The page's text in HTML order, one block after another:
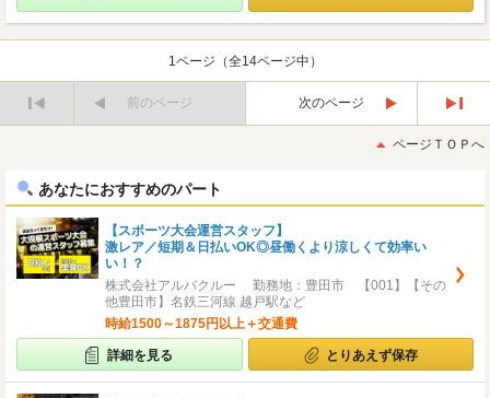
1ページ（全14ページ中）
前のページ
次のページ
後
ページＴＯＰへ
あなたにおすすめのパート
【スポーツ大会運営スタッフ】
激レア／短期＆日払いOK◎昼働くより涼しくて効率い
い！？
株式会社アルバクルー 勤務地：豊田市 【001】【その
他豊田市】名鉄三河線 越戸駅など
時給1500～1875円以上＋交通費
詳細を見る とりあえず保存